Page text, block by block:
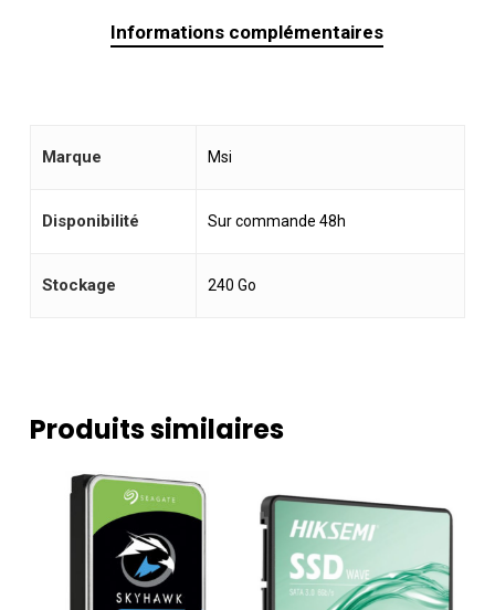
Informations complémentaires
Marque Msi
Disponibilité Sur commande 48h
Stockage 240 Go
Produits similaires